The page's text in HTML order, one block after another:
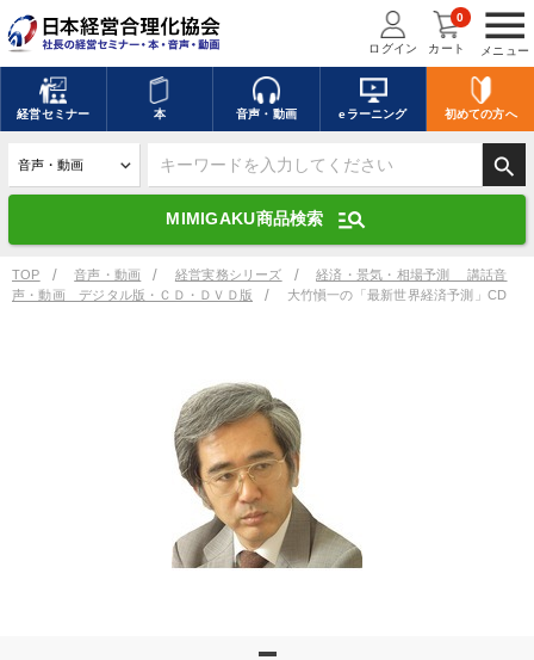
menu
メニュー
ログイン カート
0
経営セミナー 本 音声・動画 eラーニング 初めての方へ
search
MIMIGAKU商品検索 manage_search
キーワードを入力して探す
デジタル版対応のみ検索結果に表示する
search 上記の条件で検索
全国経営者セミナー講演収録物（全1315タイトル）からお探しいただけ
優秀各社の智恵と戦略 事業家のロマンと経営
TOP 音声・動画 経営実務シリーズ
経済・景気・相場予測 講話音
声・動画 デジタル版・ＣＤ・ＤＶＤ版
大竹愼一の「最新世界経済予測」CD